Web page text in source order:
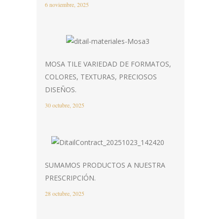
6 noviembre, 2025
MOSA TILE VARIEDAD DE FORMATOS,
COLORES, TEXTURAS, PRECIOSOS
DISEÑOS.
30 octubre, 2025
SUMAMOS PRODUCTOS A NUESTRA
PRESCRIPCIÓN.
28 octubre, 2025